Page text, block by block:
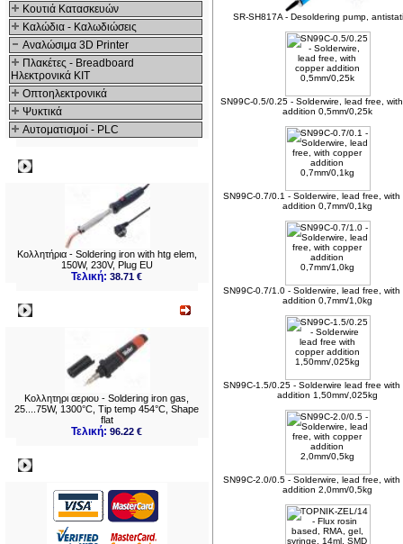
Κουτιά Κατασκευών
Καλώδια - Καλωδιώσεις
Αναλώσιμα 3D Printer
Πλακέτες - Breadboard
Ηλεκτρονικά ΚΙΤ
Οπτοηλεκτρονικά
Ψυκτικά
Αυτοματισμοί - PLC
Κολλητήρια - Soldering iron with htg elem,
150W, 230V, Plug EU
Τελική:38.71 €
Κολλητηρι αεριου - Soldering iron gas,
25....75W, 1300°C, Tip temp 454°C, Shape
flat
Τελική:96.22 €
SR-SH817A - Desoldering pump,
SN99C-0.5/0.25 - Solderwire, lead free,
addition 0,5mm/0,25k
SN99C-0.7/0.1 - Solderwire, lead free, with
addition 0,7mm/0,1kg
SN99C-0.7/1.0 - Solderwire, lead free, with
addition 0,7mm/1,0kg
SN99C-1.5/0.25 - Solderwire lead free with
addition 1,50mm/,025kg
SN99C-2.0/0.5 - Solderwire, lead free, with
addition 2,0mm/0,5kg